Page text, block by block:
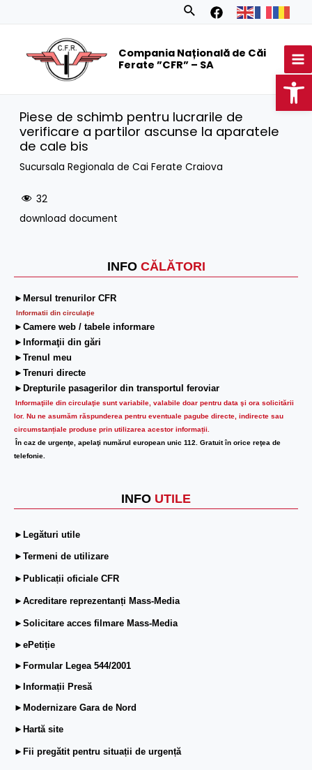
Search
Compania Națională de Căi
Ferate ”CFR” – SA
INFO CĂLĂTORI
►Mersul trenurilor CFR
Informatii din circulaţie
►Camere web / tabele informare
►Informaţii din gări
►Trenul meu
►Trenuri directe
►Drepturile pasagerilor din transportul feroviar
Informaţiile din circulaţie sunt variabile, valabile doar pentru data şi ora solicitării
lor. Nu ne asumăm răspunderea pentru eventuale pagube directe, indirecte sau
circumstanțiale produse prin utilizarea acestor informații.
În caz de urgenţe, apelaţi numărul european unic 112. Gratuit în orice reţea de
telefonie.
INFO UTILE
►Legături utile
►Termeni de utilizare
►Publicații oficiale CFR
►Acreditare reprezentanți Mass-Media
►Solicitare acces filmare Mass-Media
►ePetiție
►Formular Legea 544/2001
►Informații Presă
►Modernizare Gara de Nord
►Hartă site
►Fii pregătit pentru situații de urgență
Piese de schimb pentru lucrarile de
verificare a partilor ascunse la aparatele
de cale bis
Sucursala Regionala de Cai Ferate Craiova
32
download document